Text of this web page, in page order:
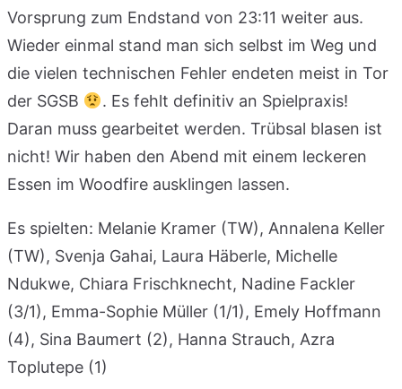
Vorsprung zum Endstand von 23:11 weiter aus.
Wieder einmal stand man sich selbst im Weg und
die vielen technischen Fehler endeten meist in Tor
der SGSB
. Es fehlt definitiv an Spielpraxis!
Daran muss gearbeitet werden. Trübsal blasen ist
nicht! Wir haben den Abend mit einem leckeren
Essen im Woodfire ausklingen lassen.
Es spielten: Melanie Kramer (TW), Annalena Keller
(TW), Svenja Gahai, Laura Häberle, Michelle
Ndukwe, Chiara Frischknecht, Nadine Fackler
(3/1), Emma-Sophie Müller (1/1), Emely Hoffmann
(4), Sina Baumert (2), Hanna Strauch, Azra
Toplutepe (1)